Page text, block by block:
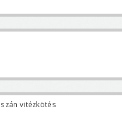
vitézkötés